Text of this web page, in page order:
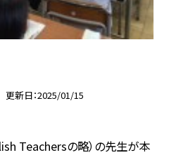
更新日 2025/01/15
Teachersの略）の先生が本